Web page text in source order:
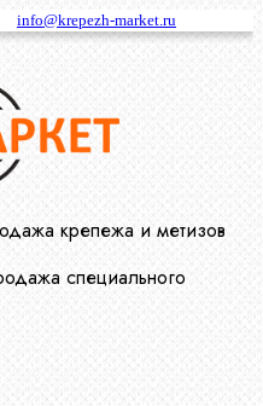
info@krepezh-market.ru
крепежа и метизов
специального